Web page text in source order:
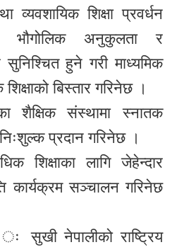
व्यवशायिक शिक्षा प्रवर्धन
भौगोलिक अनुकुलता र
हुने गरी माध्यमिक
शिक्षाको बिस्तार गरिनेछ ।
शैक्षिक संस्थामा स्नातक
प्रदान गरिनेछ ।
शिक्षाका लागि जेहेन्दार
कार्यक्रम सञ्चालन गरिनेछ
ः सुखी नेपालीको राष्ट्रिय